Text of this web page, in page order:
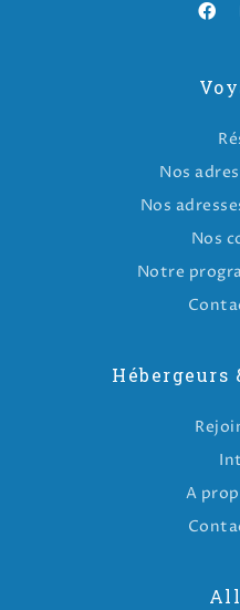
Nos
Nos
Nos
Notre
Hébergeurs
A